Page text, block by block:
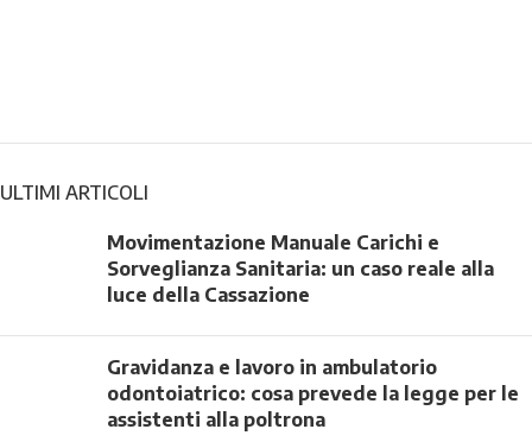
ULTIMI ARTICOLI
Movimentazione Manuale Carichi e
Sorveglianza Sanitaria: un caso reale alla
luce della Cassazione
Gravidanza e lavoro in ambulatorio
odontoiatrico: cosa prevede la legge per le
assistenti alla poltrona